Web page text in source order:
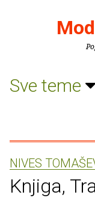
Sve teme
NIVES
Knjiga,